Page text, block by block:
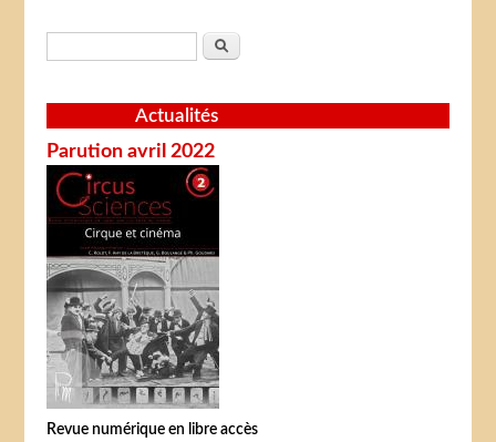
Formulaire de recherche
Rechercher
Actualités
Parution avril 2022
Revue numérique en libre accès